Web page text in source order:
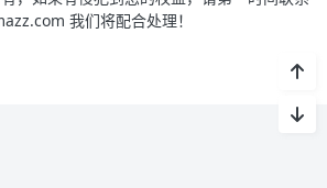
我们将配合处理！